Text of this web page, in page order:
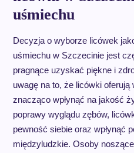
uśmiechu
Decyzja o wyborze licówek
uśmiechu w Szczecinie jest
pragnące uzyskać piękne i
uwagę na to, że licówki
znacząco wpłynąć na jakość
poprawy wyglądu zębów,
pewność siebie oraz wpłynąć
międzyludzkie. Osoby